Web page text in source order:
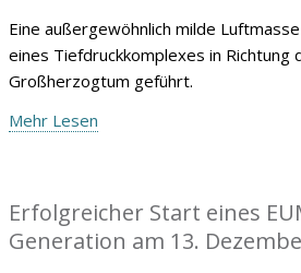
Eine außergewöhnlich milde
eines Tiefdruckkomplexes in
Großherzogtum geführt.
Mehr Lesen
Erfolgreicher Start eines
Generation am 13.